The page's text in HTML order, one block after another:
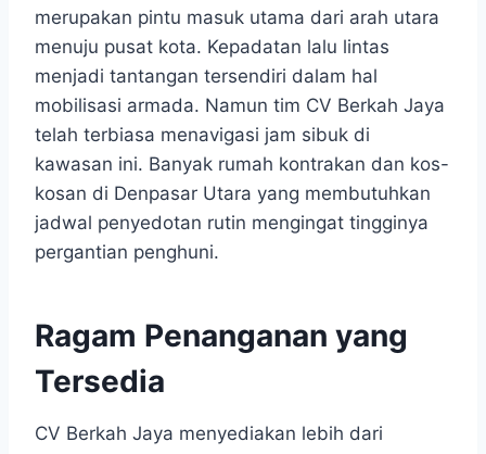
merupakan pintu masuk utama dari arah utara
menuju pusat kota. Kepadatan lalu lintas
menjadi tantangan tersendiri dalam hal
mobilisasi armada. Namun tim CV Berkah Jaya
telah terbiasa menavigasi jam sibuk di
kawasan ini. Banyak rumah kontrakan dan kos-
kosan di Denpasar Utara yang membutuhkan
jadwal penyedotan rutin mengingat tingginya
pergantian penghuni.
Ragam Penanganan yang
Tersedia
CV Berkah Jaya menyediakan lebih dari